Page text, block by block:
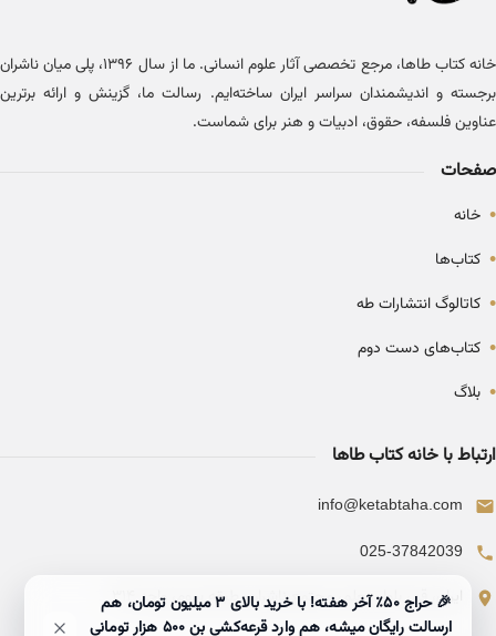
خانه کتاب طاها، مرجع تخصصی آثار علوم انسانی. ما از سال ۱۳۹۶، پلی میان ناشران
برجسته و اندیشمندان سراسر ایران ساخته‌ایم. رسالت ما، گزینش و ارائه برترین
عناوین فلسفه، حقوق، ادبیات و هنر برای شماست.
صفحات
• خانه
• کتاب‌ها
• کاتالوگ انتشارات طه
• کتاب‌های دست دوم
• بلاگ
ارتباط با خانه کتاب طاها
info@ketabtaha.com
025-37842039
ایران، قم، بلوار معلم، مجتمع ناشران، طبقه سوم، واحد ۳۱۴
🎉 حراج ۵۰٪ آخر هفته! با خرید بالای 3 میلیون تومان، هم
ارسالت رایگان میشه، هم وارد قرعه‌کشی بن ۵۰۰ هزار تومانی